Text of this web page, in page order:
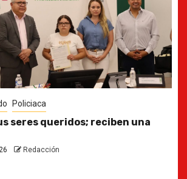
informe del Gobernador